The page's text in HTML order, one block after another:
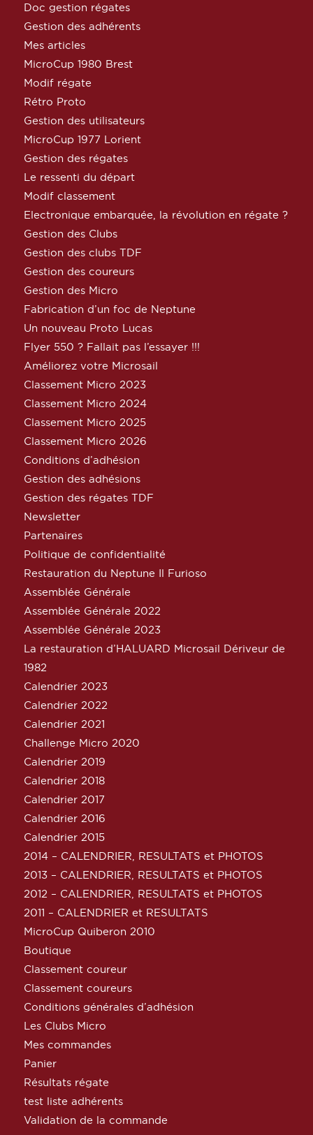
Doc gestion régates
Gestion des adhérents
Mes articles
MicroCup 1980 Brest
Modif régate
Rétro Proto
Gestion des utilisateurs
MicroCup 1977 Lorient
Gestion des régates
Le ressenti du départ
Modif classement
Electronique embarquée, la révolution en régate ?
Gestion des Clubs
Gestion des clubs TDF
Gestion des coureurs
Gestion des Micro
Fabrication d’un foc de Neptune
Un nouveau Proto Lucas
Flyer 550 ? Fallait pas l’essayer !!!
Améliorez votre Microsail
Classement Micro 2023
Classement Micro 2024
Classement Micro 2025
Classement Micro 2026
Conditions d’adhésion
Gestion des adhésions
Gestion des régates TDF
Newsletter
Partenaires
Politique de confidentialité
Restauration du Neptune Il Furioso
Assemblée Générale
Assemblée Générale 2022
Assemblée Générale 2023
La restauration d’HALUARD Microsail Dériveur de
1982
Calendrier 2023
Calendrier 2022
Calendrier 2021
Challenge Micro 2020
Calendrier 2019
Calendrier 2018
Calendrier 2017
Calendrier 2016
Calendrier 2015
2014 – CALENDRIER, RESULTATS et PHOTOS
2013 – CALENDRIER, RESULTATS et PHOTOS
2012 – CALENDRIER, RESULTATS et PHOTOS
2011 – CALENDRIER et RESULTATS
MicroCup Quiberon 2010
Boutique
Classement coureur
Classement coureurs
Conditions générales d’adhésion
Les Clubs Micro
Mes commandes
Panier
Résultats régate
test liste adhérents
Validation de la commande